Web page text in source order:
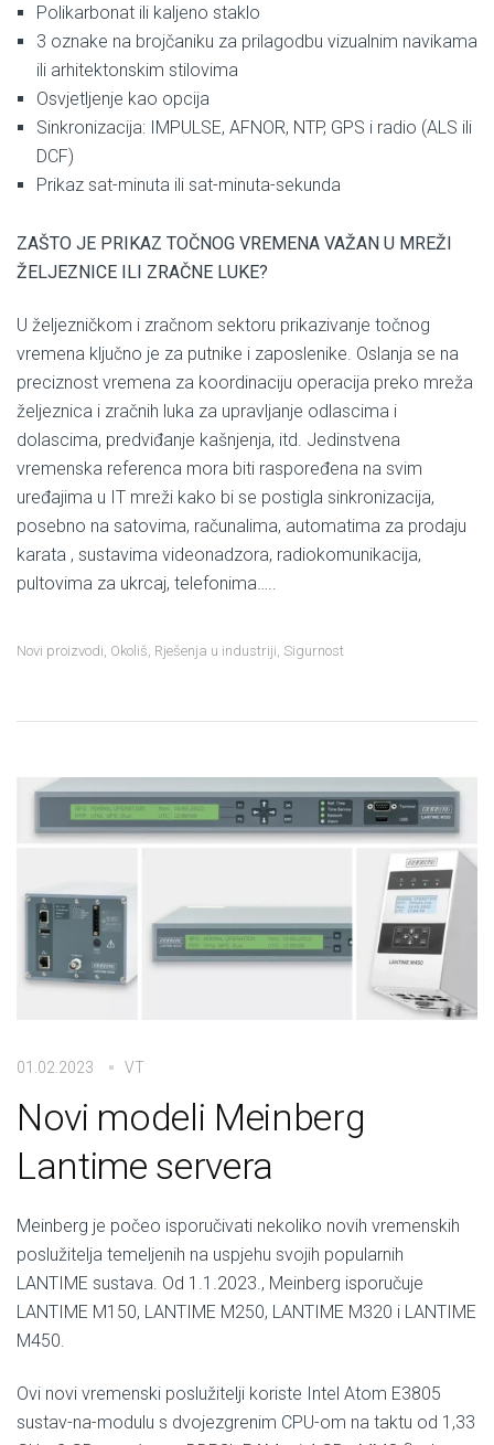
Polikarbonat ili kaljeno staklo
3 oznake na brojčaniku za prilagodbu vizualnim navikama
ili arhitektonskim stilovima
Osvjetljenje kao opcija
Sinkronizacija: IMPULSE, AFNOR, NTP, GPS i radio (ALS ili
DCF)
Prikaz sat-minuta ili sat-minuta-sekunda
ZAŠTO JE PRIKAZ TOČNOG VREMENA VAŽAN U MREŽI
ŽELJEZNICE ILI ZRAČNE LUKE?
U željezničkom i zračnom sektoru prikazivanje točnog
vremena ključno je za putnike i zaposlenike. Oslanja se na
preciznost vremena za koordinaciju operacija preko mreža
željeznica i zračnih luka za upravljanje odlascima i
dolascima, predviđanje kašnjenja, itd. Jedinstvena
vremenska referenca mora biti raspoređena na svim
uređajima u IT mreži kako bi se postigla sinkronizacija,
posebno na satovima, računalima, automatima za prodaju
karata , sustavima videonadzora, radiokomunikacija,
pultovima za ukrcaj, telefonima…..
Novi proizvodi, Okoliš, Rješenja u industriji, Sigurnost
01.02.2023 VT
Novi modeli Meinberg
Lantime servera
Meinberg je počeo isporučivati nekoliko novih vremenskih
poslužitelja temeljenih na uspjehu svojih popularnih
LANTIME sustava. Od 1.1.2023., Meinberg isporučuje
LANTIME M150, LANTIME M250, LANTIME M320 i LANTIME
M450.
Ovi novi vremenski poslužitelji koriste Intel Atom E3805
sustav-na-modulu s dvojezgrenim CPU-om na taktu od 1,33